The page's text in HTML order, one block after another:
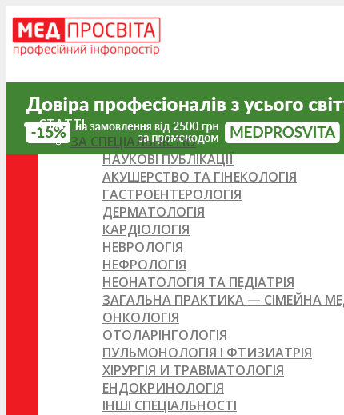
СТАТТІ
ЗА СПЕЦІАЛЬНІСТЮ
НАУКОВІ ПУБЛІКАЦІЇ
АКУШЕРСТВО ТА ГІНЕКОЛОГІЯ
ГАСТРОЕНТЕРОЛОГІЯ
ДЕРМАТОЛОГІЯ
КАРДІОЛОГІЯ
НЕВРОЛОГІЯ
НЕФРОЛОГІЯ
НЕОНАТОЛОГІЯ ТА ПЕДІАТРІЯ
ЗАГАЛЬНА ПРАКТИКА — СІМЕЙНА
ОНКОЛОГІЯ
ОТОЛАРІНГОЛОГІЯ
ПУЛЬМОНОЛОГІЯ І ФТИЗИАТРІЯ
ХІРУРГІЯ И ТРАВМАТОЛОГІЯ
ЕНДОКРИНОЛОГІЯ
ІНШІ СПЕЦІАЛЬНОСТІ